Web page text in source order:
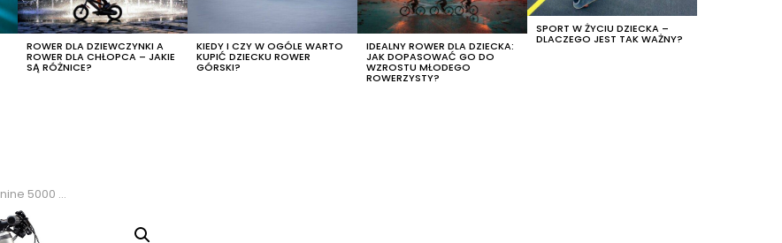
ROWER DLA DZIEWCZYNKI A
ROWER DLA CHŁOPCA – JAKIE
SĄ RÓŻNICE?
KIEDY I CZY W OGÓLE WARTO
KUPIĆ DZIECKU ROWER
GÓRSKI?
IDEALNY ROWER DLA DZIECKA:
JAK DOPASOWAĆ GO DO
WZROSTU MŁODEGO
ROWERZYSTY?
SPORT W ŻYCIU DZIECKA –
DLACZEGO JEST TAK WAŻNY?
2020